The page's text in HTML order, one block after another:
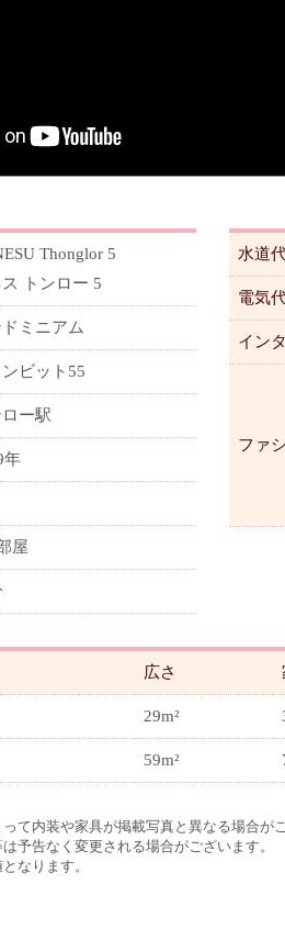
Thonglor 5
ス トンロー 5
ミニアム
ンビット55
ロー駅
年
屋
水道
電気
イン
ファ
広さ
29m²
59m²
て内装や家具が掲載写真と異なる場合が
予告なく変更される場合がございます。
なります。